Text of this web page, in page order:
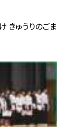
きゅうりのごま